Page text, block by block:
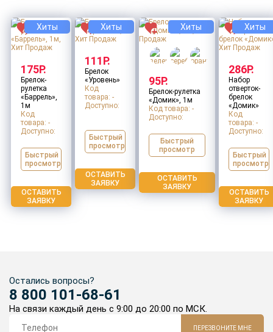
Хиты
175Р.
Брелок-
рулетка
«Баррель»,
1м
Код
товара: -
Доступно:
Быстрый
просмотр
ОСТАВИТЬ
ЗАЯВКУ
Хиты
111Р.
Брелок
«Уровень»
Код
товара: -
Доступно:
Быстрый
просмотр
ОСТАВИТЬ
ЗАЯВКУ
Хиты
95Р.
Брелок-рулетка
«Домик», 1м
Код товара: -
Доступно:
Быстрый
просмотр
ОСТАВИТЬ
ЗАЯВКУ
Хиты
286Р.
Набор
отверток-
брелок
«Домик»
Код
товара: -
Доступно:
Быстрый
просмотр
ОСТАВИТЬ
ЗАЯВКУ
Остались вопросы?
8 800 101-68-61
На связи каждый день с 9:00 до 20:00 по МСК.
ПЕРЕЗВОНИТЕ МНЕ